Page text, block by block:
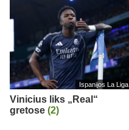
Ispanijos La Liga
Vinicius liks „Real“
gretose (2)